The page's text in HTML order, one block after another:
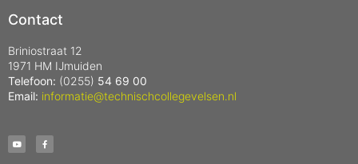
Contact
Briniostraat 12
1971 HM IJmuiden
Telefoon: (0255) 54 69 00
Email: informatie@technischcollegevelsen.nl